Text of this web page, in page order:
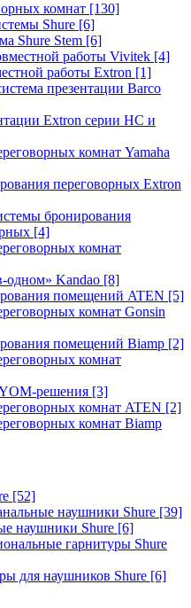
комнат [130]
Shure [6]
Shure Stem [6]
работы Vivitek [4]
работы Extron [1]
презентации Barco
Extron серии HC и
комнат Yamaha
переговорных Extron
бронирования
[4]
комнат
одном» Kandao [8]
помещений ATEN [5]
комнат Gonsin
помещений Biamp [2]
комнат
решения [3]
комнат ATEN [2]
комнат Biamp
[52]
наушники Shure [39]
наушники Shure [6]
гарнитуры Shure
для наушников Shure [6]